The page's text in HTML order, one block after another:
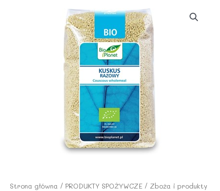
Strona główna / PRODUKTY SPOŻYWCZE / Zboża i produkty